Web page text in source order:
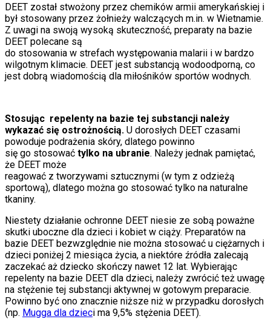
DEET został stwożony przez chemików armii amerykańskiej i
był stosowany przez żołnieży walczących m.in. w Wietnamie.
Z uwagi na swoją wysoką skuteczność, preparaty na bazie
DEET polecane są
do stosowania w strefach występowania malarii i w bardzo
wilgotnym klimacie. DEET jest substancją wodoodporną, co
jest dobrą wiadomością dla miłośników sportów wodnych.
Stosując repelenty na bazie tej substancji należy
wykazać się ostrożnością. U dorosłych DEET czasami
powoduje podrażenia skóry, dlatego powinno
się go stosować tylko na ubranie. Należy jednak pamiętać,
że DEET może
reagować z tworzywami sztucznymi (w tym z odzieżą
sportową), dlatego można go stosować tylko na naturalne
tkaniny.
Niestety działanie ochronne DEET niesie ze sobą poważne
skutki uboczne dla dzieci i kobiet w ciąży. Preparatów na
bazie DEET bezwzględnie nie można stosować u ciężarnych i
dzieci poniżej 2 miesiąca życia, a niektóre źródła zalecają
zaczekać aż dziecko skończy nawet 12 lat. Wybierając
repelenty na bazie DEET dla dzieci, należy zwrócić też uwagę
na stężenie tej substancji aktywnej w gotowym preparacie.
Powinno być ono znacznie niższe niż w przypadku dorosłych
(np. Mugga dla dzieci ma 9,5% stężenia DEET).